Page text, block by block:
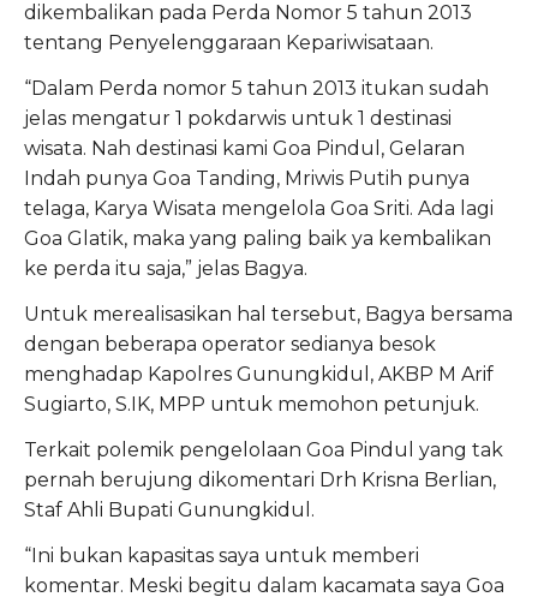
dikembalikan pada Perda Nomor 5 tahun 2013
tentang Penyelenggaraan Kepariwisataan.
“Dalam Perda nomor 5 tahun 2013 itukan sudah
jelas mengatur 1 pokdarwis untuk 1 destinasi
wisata. Nah destinasi kami Goa Pindul, Gelaran
Indah punya Goa Tanding, Mriwis Putih punya
telaga, Karya Wisata mengelola Goa Sriti. Ada lagi
Goa Glatik, maka yang paling baik ya kembalikan
ke perda itu saja,” jelas Bagya.
Untuk merealisasikan hal tersebut, Bagya bersama
dengan beberapa operator sedianya besok
menghadap Kapolres Gunungkidul, AKBP M Arif
Sugiarto, S.IK, MPP untuk memohon petunjuk.
Terkait polemik pengelolaan Goa Pindul yang tak
pernah berujung dikomentari Drh Krisna Berlian,
Staf Ahli Bupati Gunungkidul.
“Ini bukan kapasitas saya untuk memberi
komentar. Meski begitu dalam kacamata saya Goa